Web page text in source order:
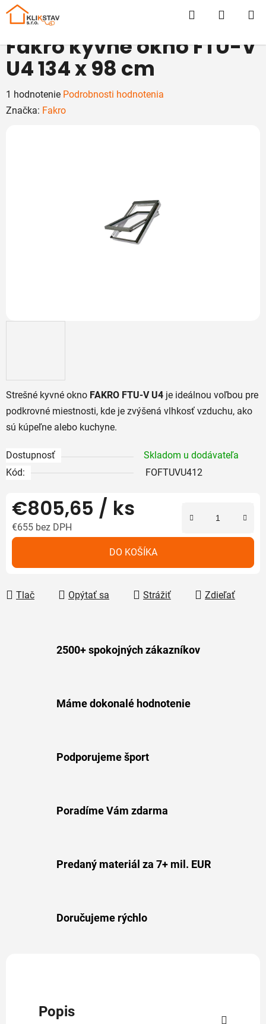
Prejsť
Hľadať
Strešné kyvné okno FAKRO FTU-V U4 je ideálnou voľbou pre
podkrovné miestnosti, kde je zvýšená vlhkosť vzduchu, ako
sú kúpeľne alebo kuchyne.
Dostupnosť
Skladom u dodávateľa
Kód:
FOFTUVU412
€805,65 / ks
€655 bez DPH
DO KOŠÍKA
Tlač Opýtať sa Strážiť Zdieľať
Fakro kyvné okno FTU-V
U4 134 x 98 cm
Priemerné
hodnotenie
1 hodnotenie Podrobnosti hodnotenia
Značka: Fakro
2500+ spokojných zákazníkov
Máme dokonalé hodnotenie
Podporujeme šport
Poradíme Vám zdarma
Predaný materiál za 7+ mil. EUR
Doručujeme rýchlo
Popis